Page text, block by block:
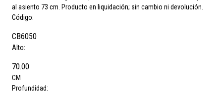
al asiento 73 cm. Producto en liquidación; sin cambio ni devolución.
Código:
CB6050
Alto:
70.00
CM
Profundidad: